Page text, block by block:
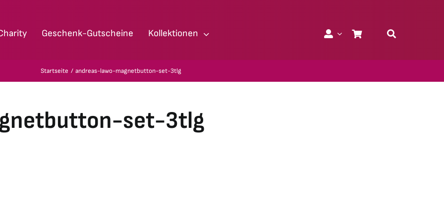
Geschenk-Gutscheine Kollektionen
Startseite andreas-lawo-magnetbutton-set-3tlg
set-3tlg